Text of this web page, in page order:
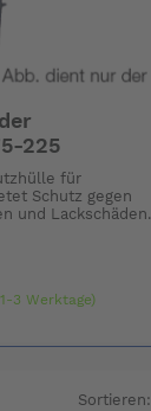
225
für
Schutz gegen
und Lackschäden.
3 Werktage)
Sortieren: